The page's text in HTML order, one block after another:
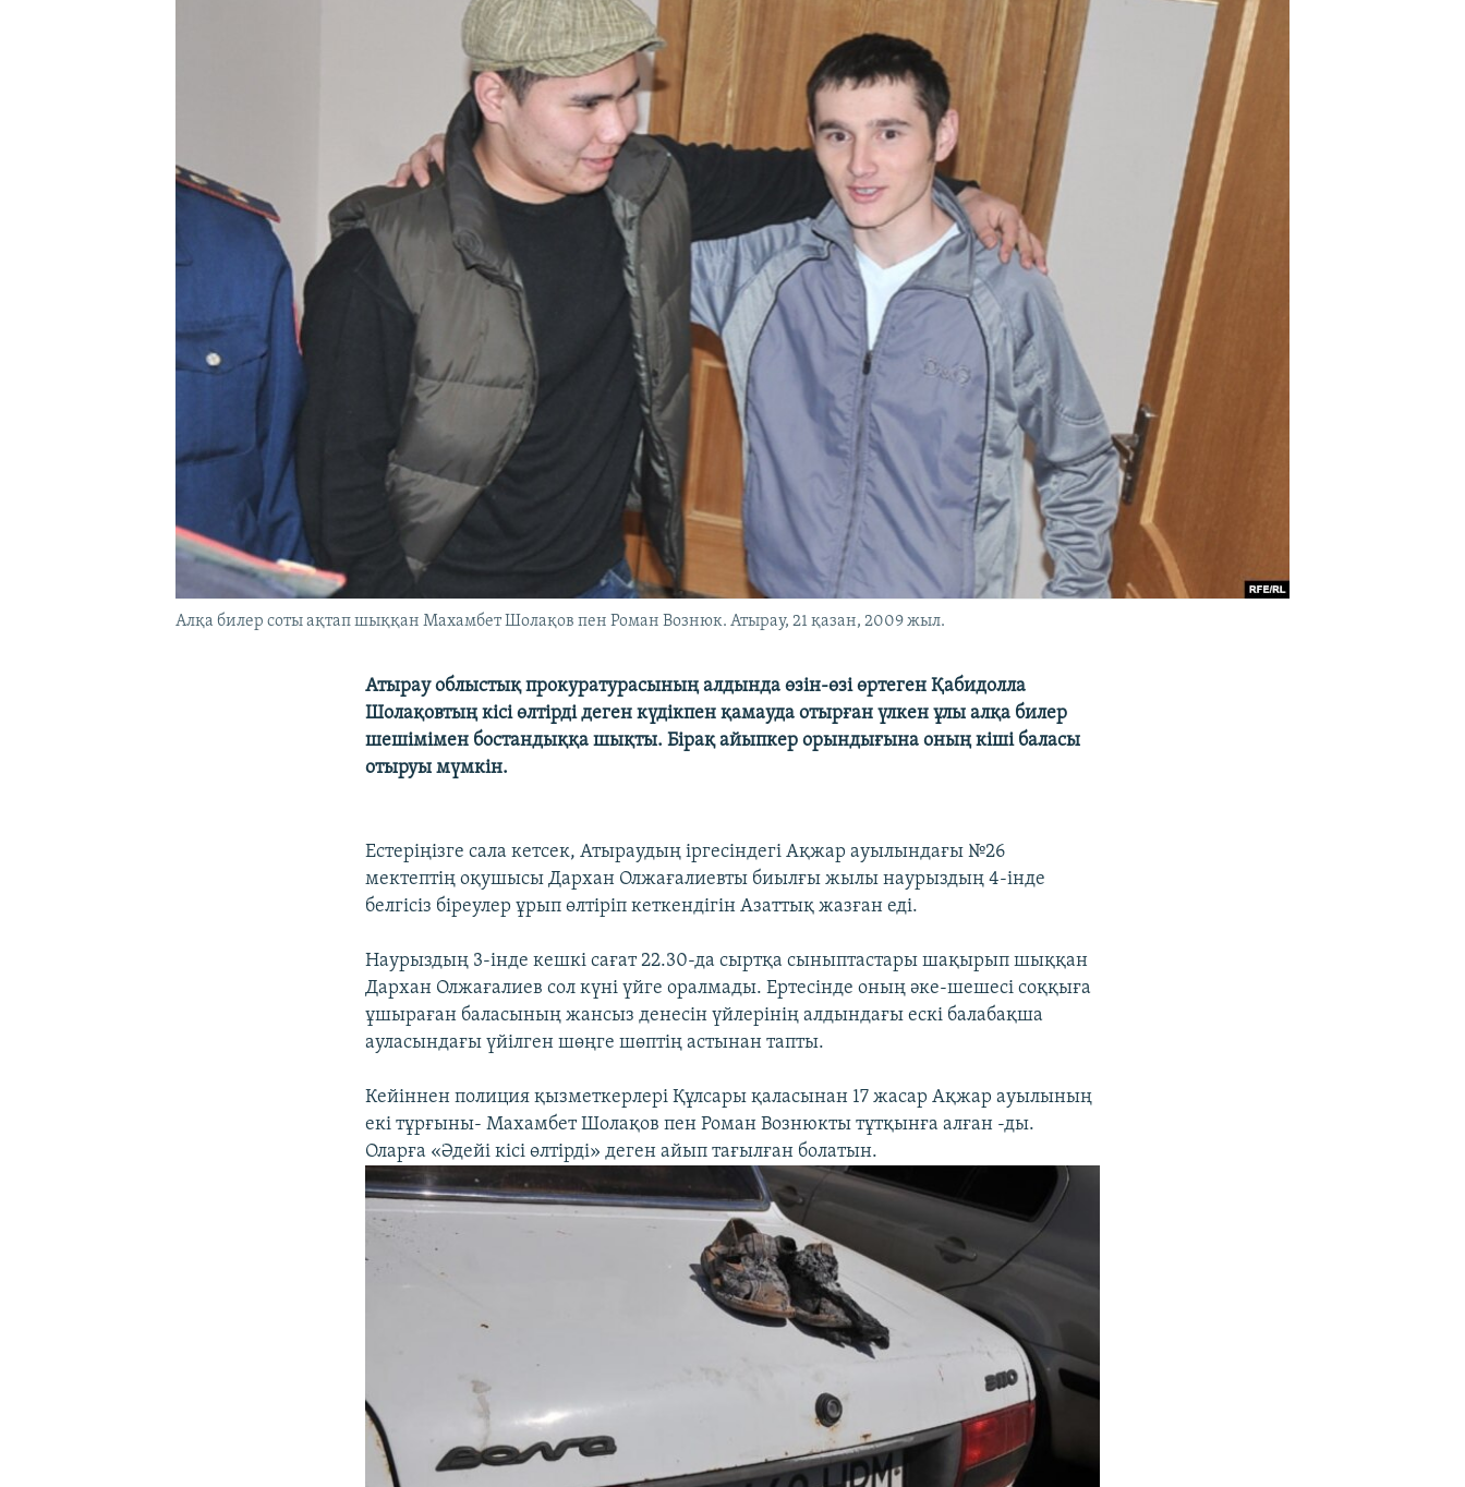
Алқа билер соты ақтап шыққан Махамбет Шолақов пен Роман Вознюк. Атырау, 21 қазан, 2009 жыл.
Атырау облыстық прокуратурасының алдында өзін-өзі өртеген Қабидолла
Шолақовтың кісі өлтірді деген күдікпен қамауда отырған үлкен ұлы алқа билер
шешімімен бостандыққа шықты. Бірақ айыпкер орындығына оның кіші баласы
отыруы мүмкін.
Естеріңізге сала кетсек, Атыраудың іргесіндегі Ақжар ауылындағы №26
мектептің оқушысы Дархан Олжағалиевты биылғы жылы наурыздың 4-інде
белгісіз біреулер ұрып өлтіріп кеткендігін Азаттық жазған еді.
Наурыздың 3-інде кешкі сағат 22.30-да сыртқа сыныптастары шақырып шыққан
Дархан Олжағалиев сол күні үйге оралмады. Ертесінде оның әке-шешесі соққыға
ұшыраған баласының жансыз денесін үйлерінің алдындағы ескі балабақша
ауласындағы үйілген шөңге шөптің астынан тапты.
Кейіннен полиция қызметкерлері Құлсары қаласынан 17 жасар Ақжар ауылының
екі тұрғыны- Махамбет Шолақов пен Роман Вознюкты тұтқынға алған -ды.
Оларға «Әдейі кісі өлтірді» деген айып тағылған болатын.